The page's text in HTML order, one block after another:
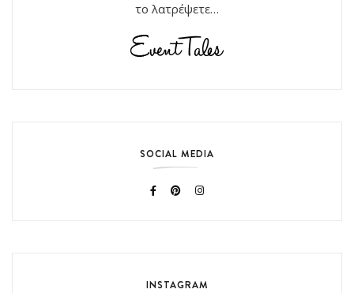
το λατρέψετε…
SOCIAL MEDIA
INSTAGRAM